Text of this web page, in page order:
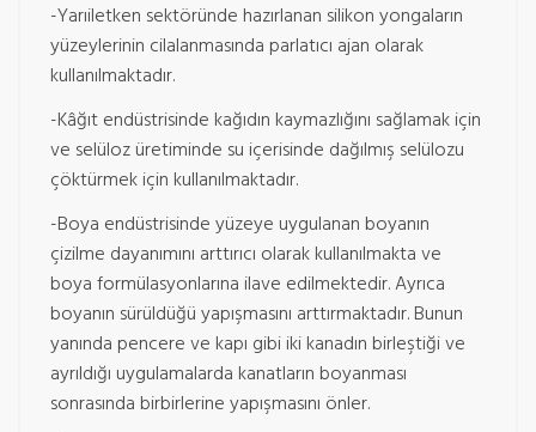
-Yarıiletken sektöründe hazırlanan silikon yongaların
yüzeylerinin cilalanmasında parlatıcı ajan olarak
kullanılmaktadır.
-Kâğıt endüstrisinde kağıdın kaymazlığını sağlamak için
ve selüloz üretiminde su içerisinde dağılmış selülozu
çöktürmek için kullanılmaktadır.
-Boya endüstrisinde yüzeye uygulanan boyanın
çizilme dayanımını arttırıcı olarak kullanılmakta ve
boya formülasyonlarına ilave edilmektedir. Ayrıca
boyanın sürüldüğü yapışmasını arttırmaktadır. Bunun
yanında pencere ve kapı gibi iki kanadın birleştiği ve
ayrıldığı uygulamalarda kanatların boyanması
sonrasında birbirlerine yapışmasını önler.